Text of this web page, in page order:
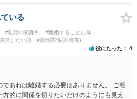
いる
#離婚の慰謝料
#離婚すること自体
求したい側 #異性関係(不貞等)
役にたった 4
あれば離婚する必要はありません。 ご相
的に関係を切りたいだけのようにも見え